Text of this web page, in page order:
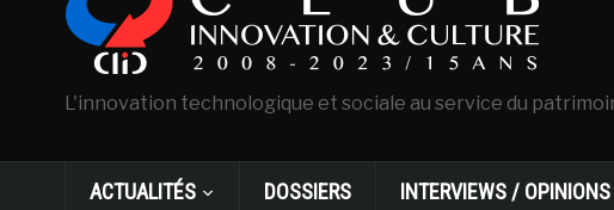
L'innovation technologique et sociale au service du
ACTUALITÉS DOSSIERS INTERVIEWS / OPINIONS